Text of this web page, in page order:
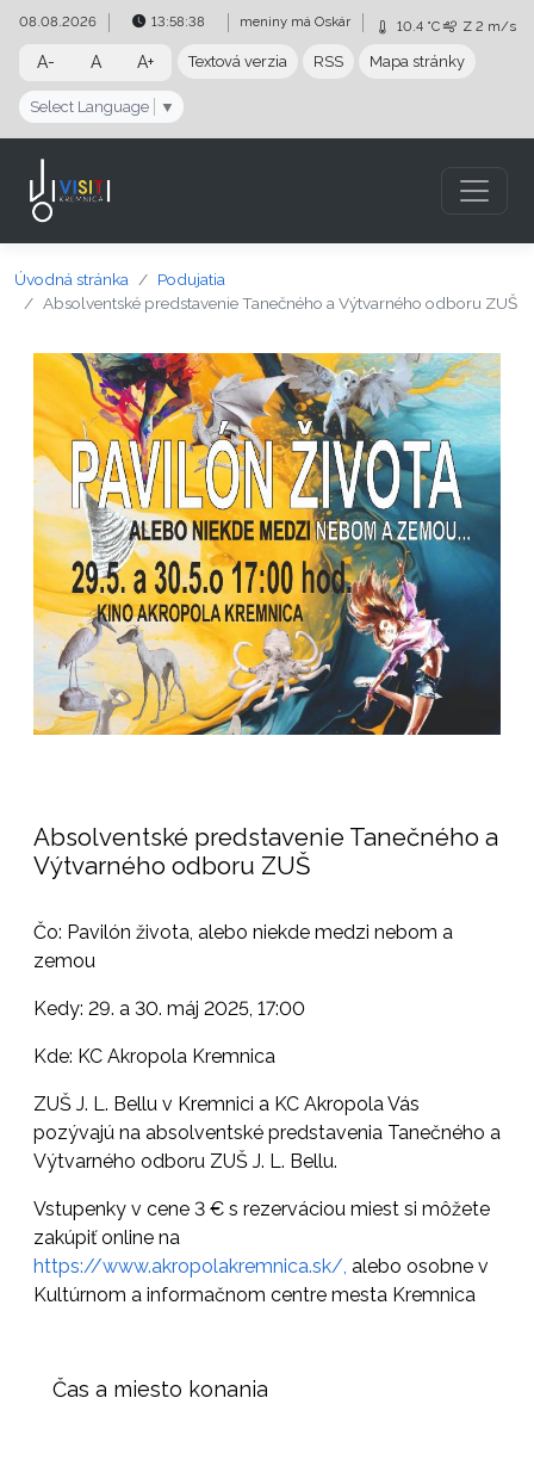
Preskočiť na obsah
Preskočiť na hlavné menu
08.08.2026 13:58:39 meniny máOskár 10.4 °C Z 2 m/s
A- A A+ Textová verzia RSS Mapa stránky
Select Language ▼
Úvodná stránka
Podujatia
Absolventské predstavenie Tanečného a Výtvarného odboru ZUŠ
Absolventské predstavenie Tanečného a
Výtvarného odboru ZUŠ
Čo: Pavilón života, alebo niekde medzi nebom a
zemou
Kedy: 29. a 30. máj 2025, 17:00
Kde: KC Akropola Kremnica
ZUŠ J. L. Bellu v Kremnici a KC Akropola Vás
pozývajú na absolventské predstavenia Tanečného a
Výtvarného odboru ZUŠ J. L. Bellu.
Vstupenky v cene 3 € s rezerváciou miest si môžete
zakúpiť online na
https://www.akropolakremnica.sk/, alebo osobne v
Kultúrnom a informačnom centre mesta Kremnica
Čas a miesto konania